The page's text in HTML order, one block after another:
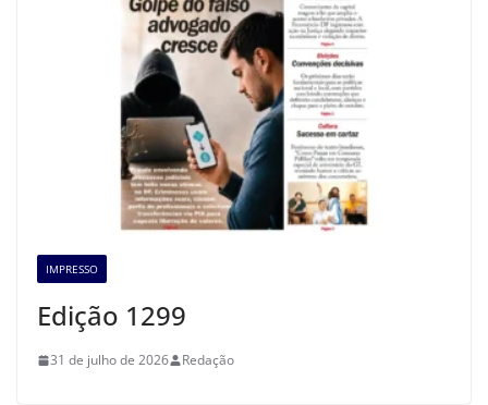
IMPRESSO
Edição 1299
31 de julho de 2026 Redação